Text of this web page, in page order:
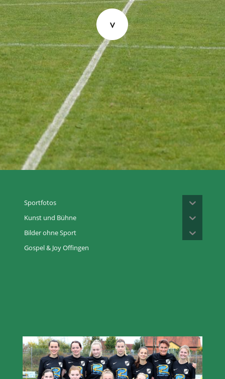
Sportfotos
Kunst und Bühne
Bilder ohne Sport
Gospel & Joy Offingen